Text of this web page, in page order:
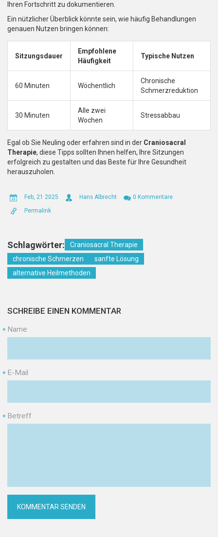
Ihren Fortschritt zu dokumentieren.
Ein nützlicher Überblick könnte sein, wie häufig Behandlungen
genauen Nutzen bringen können:
Sitzungsdauer
Empfohlene
Häufigkeit
Typische Nutzen
60 Minuten Wöchentlich
Chronische
Schmerzreduktion
30 Minuten
Alle zwei
Wochen
Stressabbau
Egal ob Sie Neuling oder erfahren sind in der Craniosacral
Therapie, diese Tipps sollten Ihnen helfen, Ihre Sitzungen
erfolgreich zu gestalten und das Beste für Ihre Gesundheit
herauszuholen.
Feb, 21 2025 Hans Albrecht
0 Kommentare
Permalink
Schlagwörter:
Craniosacral Therapie
chronische Schmerzen
sanfte Lösung
alternative Heilmethoden
SCHREIBE EINEN KOMMENTAR
Name
*
E-Mail
*
Betreff
*